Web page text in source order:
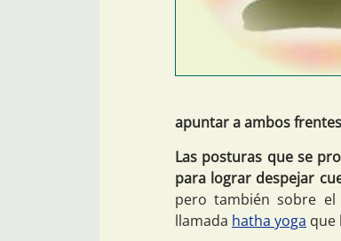
apuntar a ambos
Las posturas que se
para lograr despejar
pero también sobre
llamada hatha yoga que